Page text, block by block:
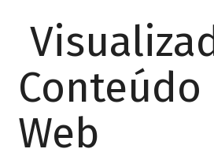
Conteúdo
Web